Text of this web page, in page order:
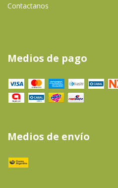
Contactanos
Medios de pago
Medios de envío